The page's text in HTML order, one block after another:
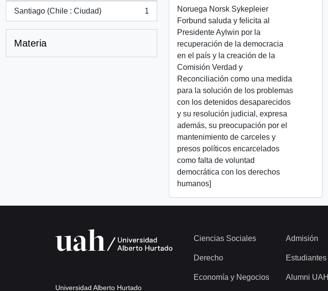
Santiago (Chile : Ciudad)
, 1 resultados
1
Materia
Noruega Norsk Sykepleier
Forbund saluda y felicita al
Presidente Aylwin por la
recuperación de la democracia
en el país y la creación de la
Comisión Verdad y
Reconciliación como una medida
para la solución de los problemas
con los detenidos desaparecidos
y su resolución judicial, expresa
además, su preocupación por el
mantenimiento de carceles y
presos políticos encarcelados
como falta de voluntad
democrática con los derechos
humanos]
Universidad Alberto Hurtado
Ciencias Sociales
Derecho
Economía y Negocios
Admisión
Estudiantes
Alumni UAH